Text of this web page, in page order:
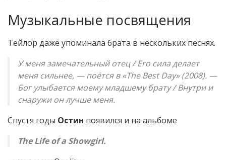
Музыкальные посвящения
Тейлор даже упоминала брата в нескольких песнях.
У меня замечательный отец / Его сила делает
меня сильнее, — поётся в «The Best Day» (2008). —
Бог улыбается моему младшему брату / Внутри и
снаружи он лучше меня.
Спустя годы Остин появился и на альбоме
The Life of a Showgirl.